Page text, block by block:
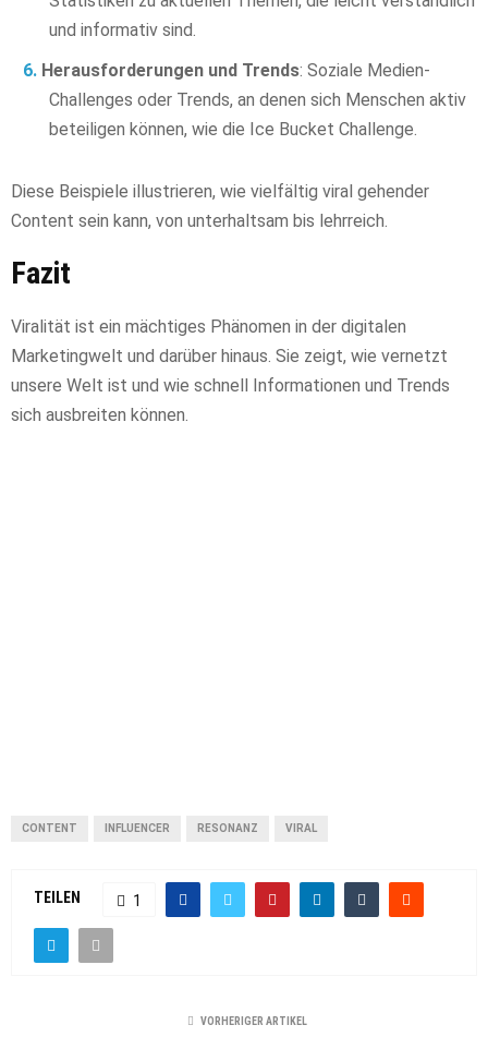
und informativ sind.
Herausforderungen und Trends: Soziale Medien-
Challenges oder Trends, an denen sich Menschen aktiv
beteiligen können, wie die Ice Bucket Challenge.
Diese Beispiele illustrieren, wie vielfältig viral gehender
Content sein kann, von unterhaltsam bis lehrreich.
Fazit
Viralität ist ein mächtiges Phänomen in der digitalen
Marketingwelt und darüber hinaus. Sie zeigt, wie vernetzt
unsere Welt ist und wie schnell Informationen und Trends
sich ausbreiten können.
CONTENT INFLUENCER RESONANZ VIRAL
TEILEN 1
VORHERIGER ARTIKEL